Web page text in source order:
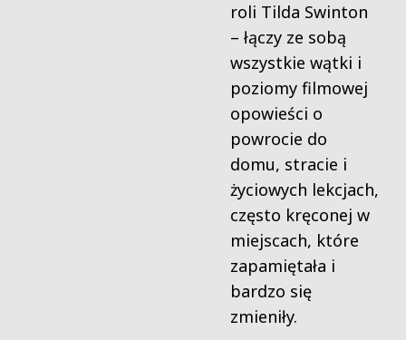
roli Tilda Swinton
– łączy ze sobą
wszystkie wątki i
poziomy filmowej
opowieści o
powrocie do
domu, stracie i
życiowych lekcjach,
często kręconej w
miejscach, które
zapamiętała i
bardzo się
zmieniły.